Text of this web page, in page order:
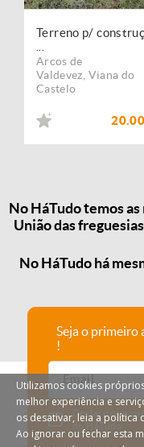
Terreno p/
Arcos de
Valdevez Viana do
Castelo
No HáTudo temos
União das
No HáTudo há
Seja o primeiro
!
Declaro que
do HáTudo.
Utilizamos cookies
melhor experiência e
os desativar, leia a política
Ao ignorar ou fechar esta